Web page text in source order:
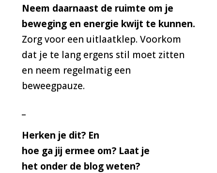
Neem daarnaast de ruimte om je
beweging en energie kwijt te kunnen.
Zorg voor een uitlaatklep. Voorkom
dat je te lang ergens stil moet zitten
en neem regelmatig een
beweegpauze.
Herken je dit? En
hoe ga jij ermee om? Laat je
het onder de blog weten?